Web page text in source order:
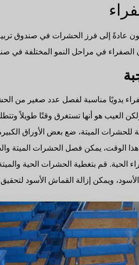
عادةً إلى فرز الحشرات في صندوق
الصفراء في مراحل النمو المختلفة في
يدويًا مناسبة لفصل عدد صغير من
العيب هو أنها تستغرق وقتًا طويلاً
للحشرات الميتة، ضع بعض الأوراق
الوقت، يمكن فصل الحشرات الميتة
الحية. قم بتغطية الحشرات الحية
ويمكن إزالة القماش الأسود لتحقيق